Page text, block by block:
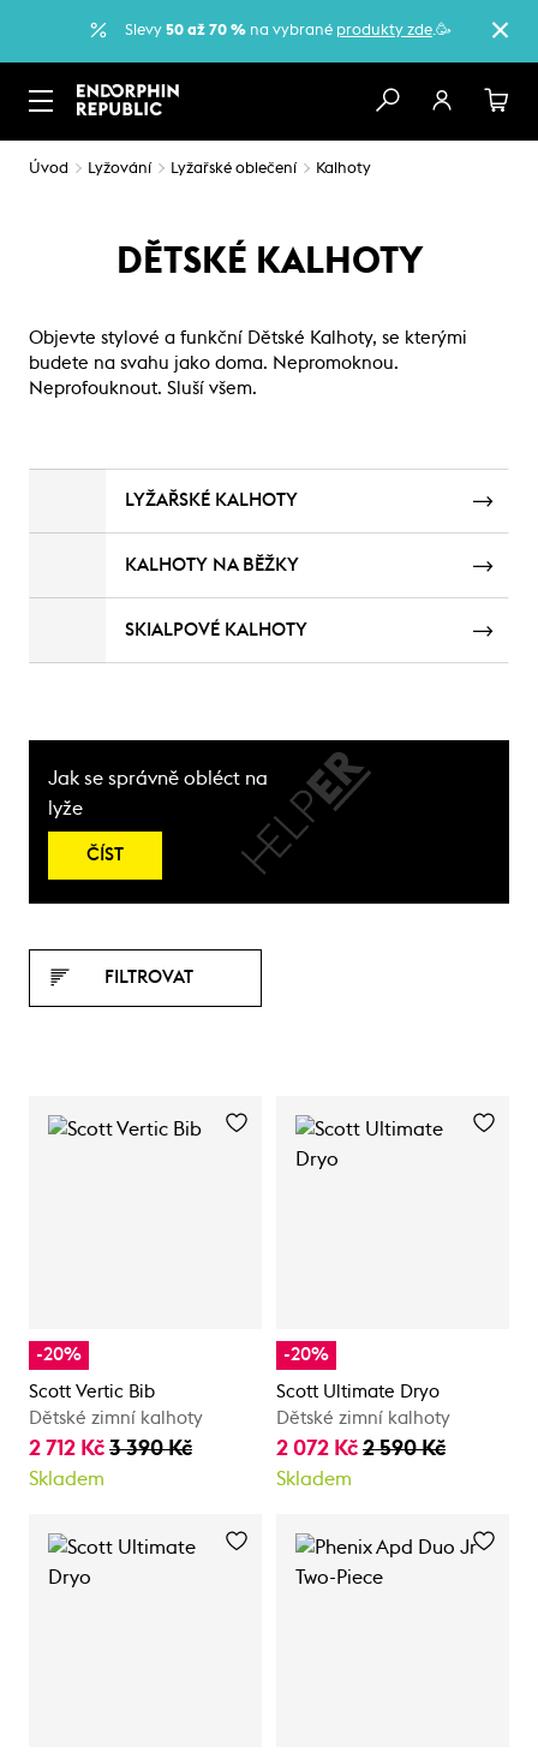
Slevy 50 až 70 % na vybrané produkty zde.🥳
Úvod Lyžování Lyžařské oblečení Kalhoty
DĚTSKÉ KALHOTY
Objevte stylové a funkční Dětské Kalhoty, se kterými
budete na svahu jako doma. Nepromoknou.
Neprofouknout. Sluší všem.
LYŽAŘSKÉ KALHOTY
KALHOTY NA BĚŽKY
SKIALPOVÉ KALHOTY
Jak se správně obléct na
lyže
ČÍST
FILTROVAT
-20%
Scott Vertic Bib
Dětské zimní kalhoty
2 712 Kč 3 390 Kč
Skladem
-20%
Scott Ultimate Dryo
Dětské zimní kalhoty
2 072 Kč 2 590 Kč
Skladem